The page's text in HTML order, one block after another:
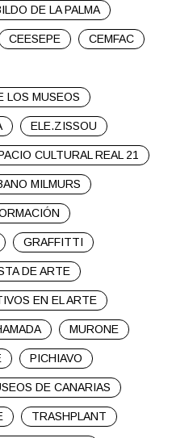
DE LA PALMA
CEESEPE CEMFAC
LOS MUSEOS
ELE.ZISSOU
CULTURAL REAL 21
MILMURS
GRAFFITTI
DE ARTE
EN EL ARTE
MURONE
PICHIAVO
DE CANARIAS
TRASHPLANT